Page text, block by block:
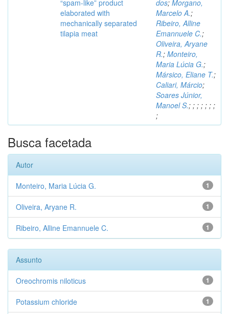
“spam-like” product
elaborated with
mechanically separated
tilapia meat
dos; Morgano,
Marcelo A.;
Ribeiro, Alline
Emannuele C.;
Oliveira, Aryane
R.; Monteiro,
Maria Lúcia G.;
Mársico, Eliane T.;
Caliari, Márcio;
Soares Júnior,
Manoel S.; ; ; ; ; ; ;
;
Busca facetada
Autor
1
Monteiro, Maria Lúcia G.
1
Oliveira, Aryane R.
1
Ribeiro, Alline Emannuele C.
Assunto
1
Oreochromis niloticus
1
Potassium chloride